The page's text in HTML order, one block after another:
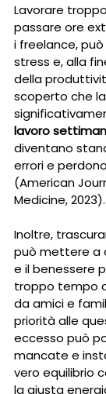
Lavorare
passare ore
i freelance,
stress e, alla
della
scoperto che
lavoro
diventano
errori e
(American
Medicine, 2023).
Inoltre,
può mettere a
e il benessere
troppo tempo
da amici e
priorità alle
eccesso può
mancate e
vero equilibrio
la giusta